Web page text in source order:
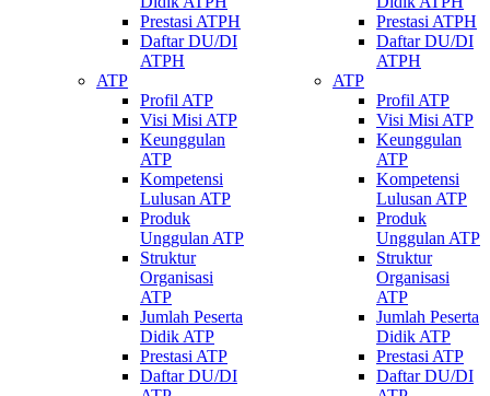
Prestasi ATPH
Daftar DU/DI
ATPH
ATP
Profil ATP
Visi Misi ATP
Keunggulan
ATP
Kompetensi
Lulusan ATP
Produk
Unggulan ATP
Struktur
Organisasi
ATP
Jumlah Peserta
Didik ATP
Prestasi ATP
Daftar DU/DI
Prestasi ATPH
Daftar DU/DI
ATPH
ATP
Profil ATP
Visi Misi ATP
Keunggulan
ATP
Kompetensi
Lulusan ATP
Produk
Unggulan ATP
Struktur
Organisasi
ATP
Jumlah Peserta
Didik ATP
Prestasi ATP
Daftar DU/DI